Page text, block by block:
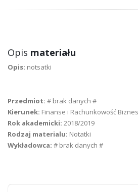
Opis materiału
Opis: notsatki
Przedmiot: # brak danych #
Kierunek: Finanse i Rachunkowość
Rok akademicki: 2018/2019
Rodzaj materialu: Notatki
Wykładowca: # brak danych #